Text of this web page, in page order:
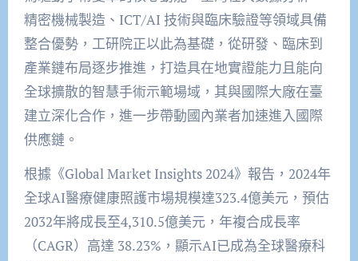
精密機械製造、ICT/AI 技術與臨床驗證等領域具備
整合優勢，工研院正以此為基礎，從研發、臨床到
產業鏈布局逐步推進，打造具在地實證能力且能向
全球擴散的智慧手術示範場域，其與國際大廠在臺
建立深化合作，進一步帶動國內業者加速進入國際
供應鏈。
根據《Global Market Insights 2024》報告，2024年
全球AI醫療健康照護市場規模達323.4億美元，預估
2032年將成長至4,310.5億美元，年複合成長率
（CAGR）高達 38.23%，顯示AI已成為全球醫療科